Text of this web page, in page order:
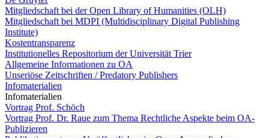
Mitgliedschaft bei der Open Library of Humanities (OLH)
Mitgliedschaft bei MDPI (Multidisciplinary Digital Publishing
Institute)
Kostentransparenz
Institutionelles Repositorium der Universität Trier
Allgemeine Informationen zu OA
Unseriöse Zeitschriften / Predatory Publishers
Infomaterialien
Infomaterialien
Vortrag Prof. Schöch
Vortrag Prof. Dr. Raue zum Thema Rechtliche Aspekte beim OA-
Publizieren